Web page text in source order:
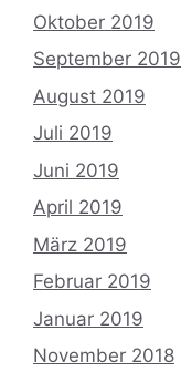
Oktober 2019
September 2019
August 2019
Juli 2019
Juni 2019
April 2019
März 2019
Februar 2019
Januar 2019
November 2018